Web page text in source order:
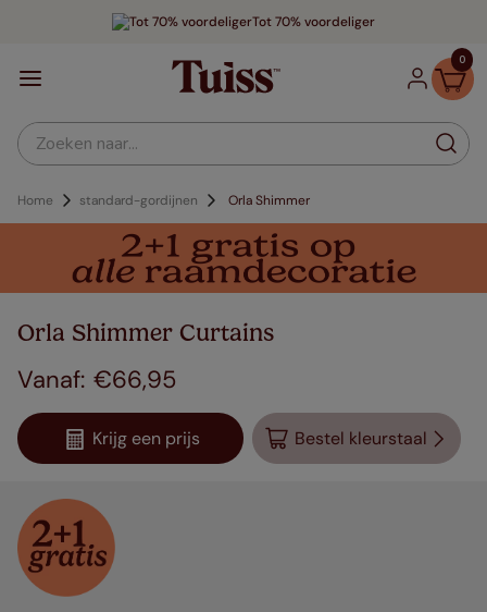
Tot 70% voordeliger
0
Zoeken naar...
Home standard-gordijnen Orla Shimmer
Orla Shimmer Curtains
€66,95
Krijg een prijs Bestel kleurstaal